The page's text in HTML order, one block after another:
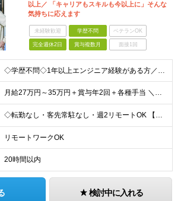
以上／ 「キャリアもスキルも今以上に」そんな
気持ちに応えます
未経験歓迎 学歴不問 ベテランOK
完全週休2日 賞与複数月 面接1回
◇学歴不問◇1年以上エンジニア経験がある方／人柄重視の採用です 必須条件―MUST― ■1年以上エンジニア経験がある方 ■C#、Java、Node.js、VB.NETを使った実務経験がある方 ＼こ
月給27万円～35万円＋賞与年2回＋各種手当 ＼豊かな経験がある方はさらに加給！／ 月給35万円～40万円＋賞与年2回＋各種手当 ※ご経験やスキル、前職給等を考慮して給与額を決定します
◇転勤なし・客先常駐なし・週2リモートOK 【本社】東京都台東区上野7-2-8 岡田タイルビル702 【第1分室】東京都台東区上野7-6-10 MSKビル4階 【第2分室】東京都台東区上野7-8-2
リモートワークOK
20時間以内
検討中に入れる